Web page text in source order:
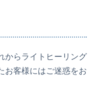
からライトヒーリング
お客様にはご迷惑をお